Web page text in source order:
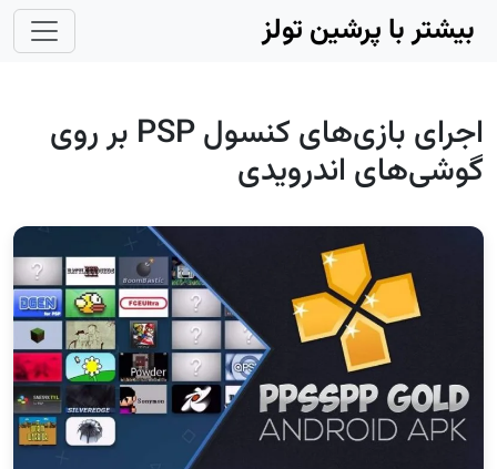
Skip to main content
بیشتر با پرشین تولز
اجرای بازی‌های کنسول PSP‌ بر روی
گوشی‌های اندرویدی